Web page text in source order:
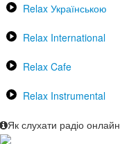
Relax Українською
Relax International
Relax Cafe
Relax Instrumental
Як слухати радіо онлайн